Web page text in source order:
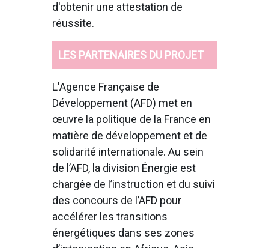
d'obtenir une attestation de
réussite.
LES PARTENAIRES DU PROJET
L'Agence Française de
Développement (AFD) met en
œuvre la politique de la France en
matière de développement et de
solidarité internationale. Au sein
de l’AFD, la division Énergie est
chargée de l’instruction et du suivi
des concours de l’AFD pour
accélérer les transitions
énergétiques dans ses zones